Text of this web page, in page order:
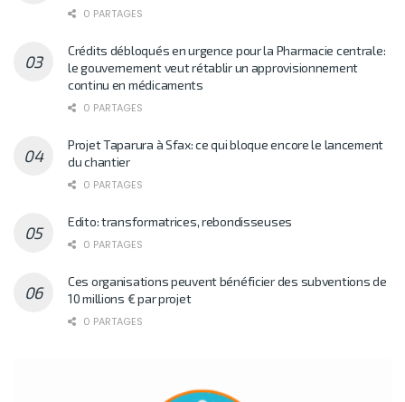
0 PARTAGES
Crédits débloqués en urgence pour la Pharmacie centrale:
le gouvernement veut rétablir un approvisionnement
continu en médicaments
0 PARTAGES
Projet Taparura à Sfax: ce qui bloque encore le lancement
du chantier
0 PARTAGES
Edito: transformatrices, rebondisseuses
0 PARTAGES
Ces organisations peuvent bénéficier des subventions de
10 millions € par projet
0 PARTAGES